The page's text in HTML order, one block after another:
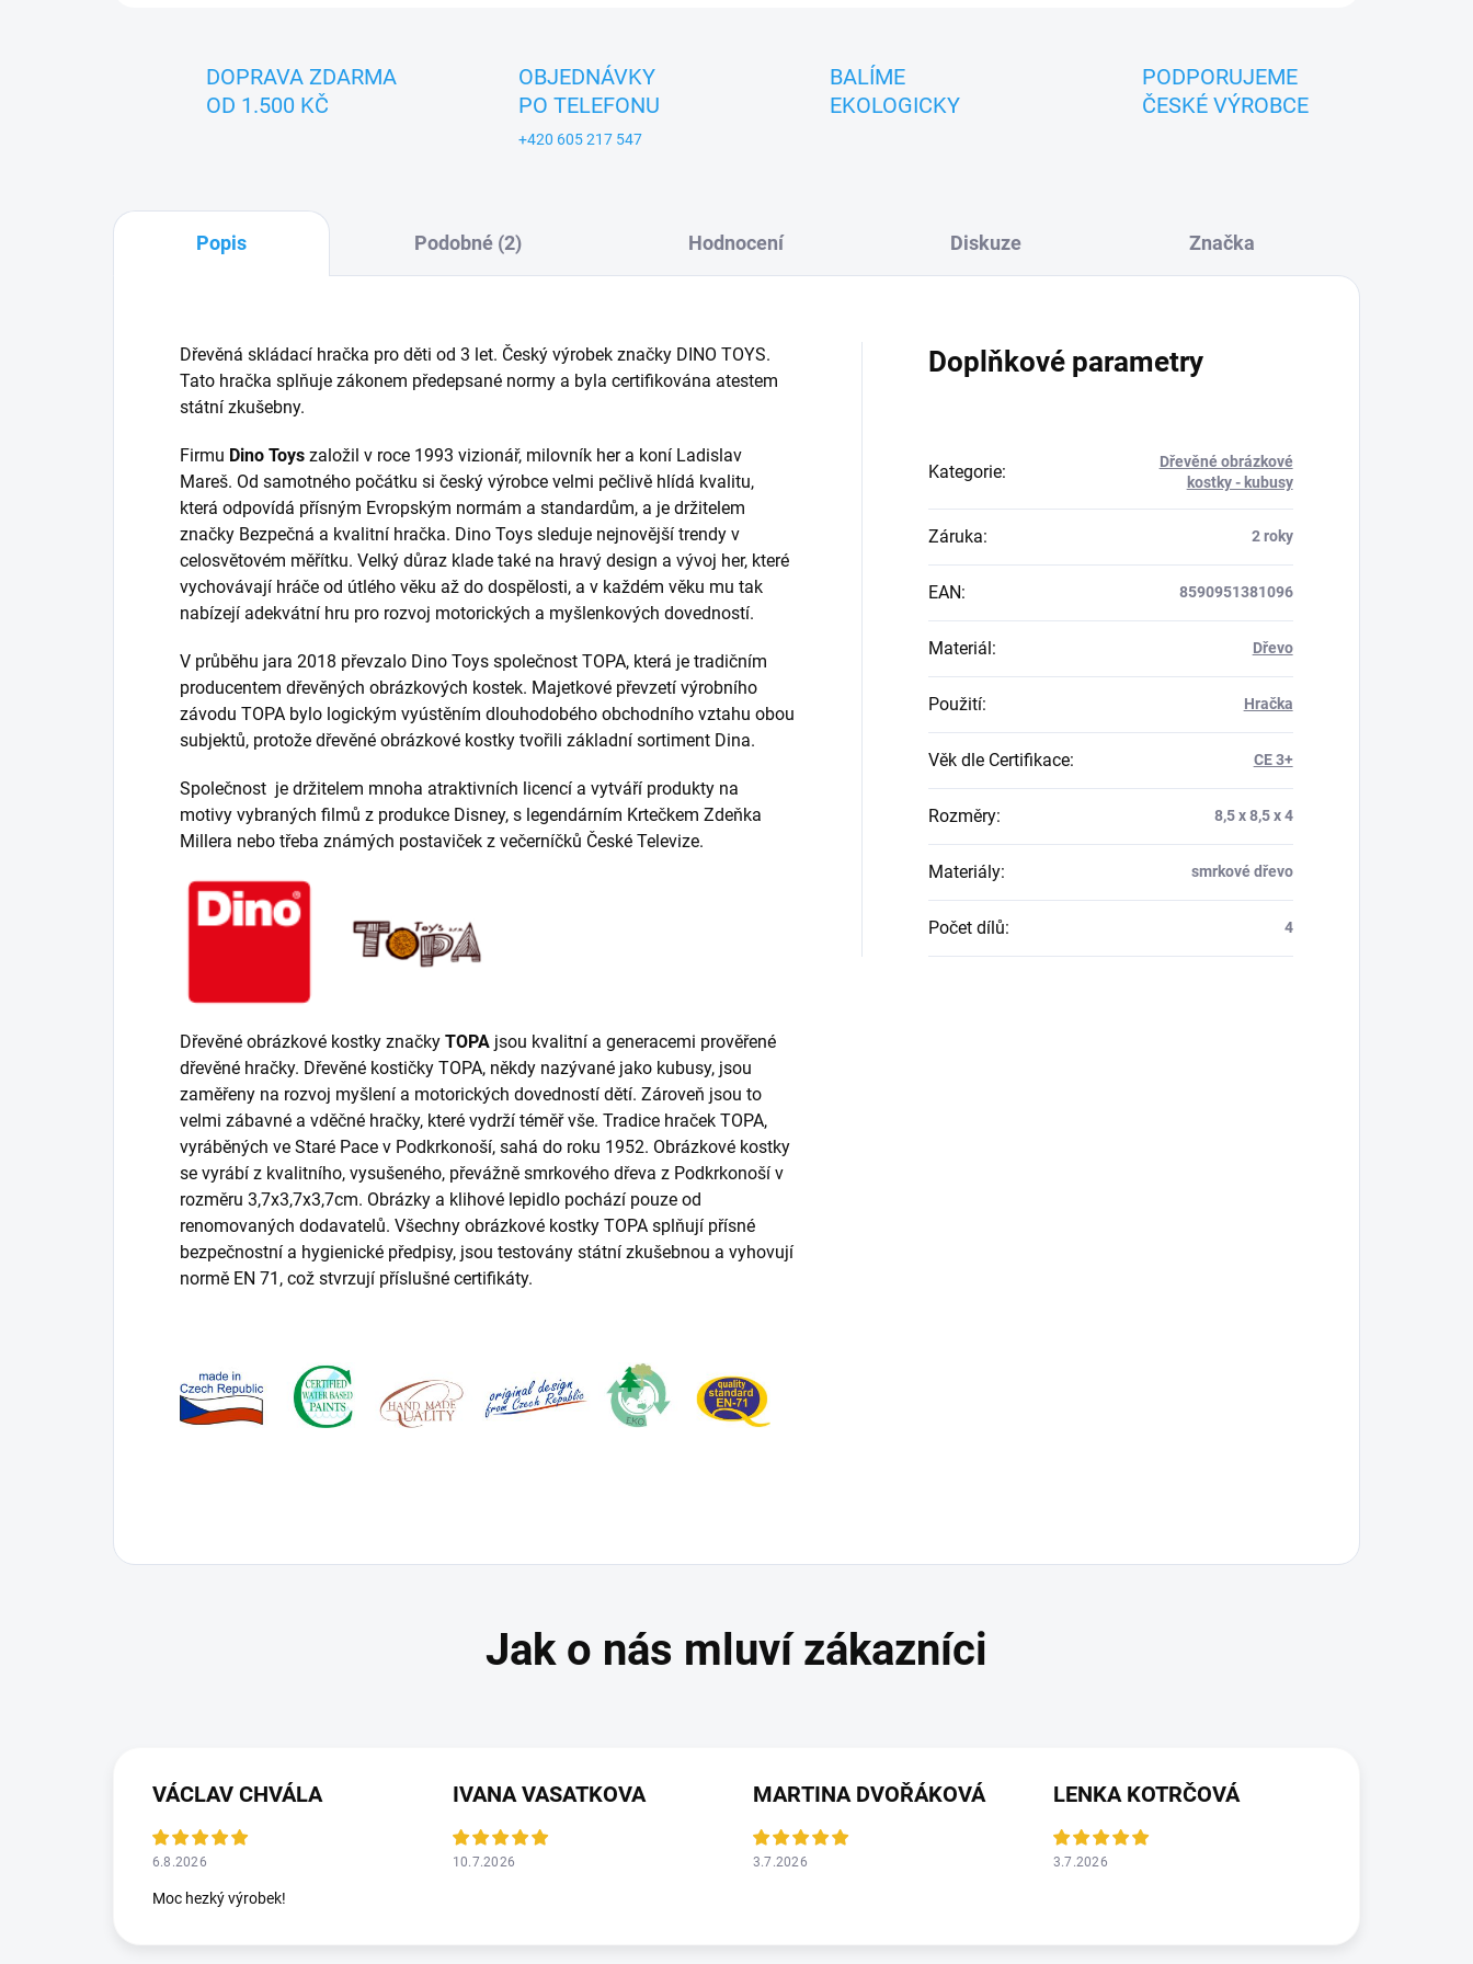
DOPRAVA ZDARMA
OD 1.500 KČ
OBJEDNÁVKY
PO TELEFONU
+420 605 217 547
BALÍME
EKOLOGICKY
PODPORUJEME
ČESKÉ VÝROBCE
Popis Podobné (2) Hodnocení Diskuze Značka
Dřevěná skládací hračka pro děti od 3 let. Český výrobek značky DINO TOYS.
Tato hračka splňuje zákonem předepsané normy a byla certifikována atestem
státní zkušebny.
Firmu Dino Toys založil v roce 1993 vizionář, milovník her a koní Ladislav
Mareš. Od samotného počátku si český výrobce velmi pečlivě hlídá kvalitu,
která odpovídá přísným Evropským normám a standardům, a je držitelem
značky Bezpečná a kvalitní hračka. Dino Toys sleduje nejnovější trendy v
celosvětovém měřítku. Velký důraz klade také na hravý design a vývoj her, které
vychovávají hráče od útlého věku až do dospělosti, a v každém věku mu tak
nabízejí adekvátní hru pro rozvoj motorických a myšlenkových dovedností.
V průběhu jara 2018 převzalo Dino Toys společnost TOPA, která je tradičním
producentem dřevěných obrázkových kostek. Majetkové převzetí výrobního
závodu TOPA bylo logickým vyústěním dlouhodobého obchodního vztahu obou
subjektů, protože dřevěné obrázkové kostky tvořili základní sortiment Dina.
Společnost je držitelem mnoha atraktivních licencí a vytváří produkty na
motivy vybraných filmů z produkce Disney, s legendárním Krtečkem Zdeňka
Millera nebo třeba známých postaviček z večerníčků České Televize.
Dřevěné obrázkové kostky značky TOPA jsou kvalitní a generacemi prověřené
dřevěné hračky. Dřevěné kostičky TOPA, někdy nazývané jako kubusy, jsou
zaměřeny na rozvoj myšlení a motorických dovedností dětí. Zároveň jsou to
velmi zábavné a vděčné hračky, které vydrží téměř vše. Tradice hraček TOPA,
vyráběných ve Staré Pace v Podkrkonoší, sahá do roku 1952. Obrázkové kostky
se vyrábí z kvalitního, vysušeného, převážně smrkového dřeva z Podkrkonoší v
rozměru 3,7x3,7x3,7cm. Obrázky a klihové lepidlo pochází pouze od
renomovaných dodavatelů. Všechny obrázkové kostky TOPA splňují přísné
bezpečnostní a hygienické předpisy, jsou testovány státní zkušebnou a vyhovují
normě EN 71, což stvrzují příslušné certifikáty.
Doplňkové parametry
Kategorie:
Dřevěné obrázkové
kostky - kubusy
Záruka: 2 roky
EAN: 8590951381096
Materiál : Dřevo
Použití: Hračka
Věk dle Certifikace: CE 3+
Rozměry: 8,5 x 8,5 x 4
Materiály: smrkové dřevo
Počet dílů: 4
VÁCLAV CHVÁLA
6.8.2026
Moc hezký výrobek!
IVANA VASATKOVA
10.7.2026
MARTINA DVOŘÁKOVÁ
3.7.2026
LENKA KOTRČOVÁ
3.7.2026